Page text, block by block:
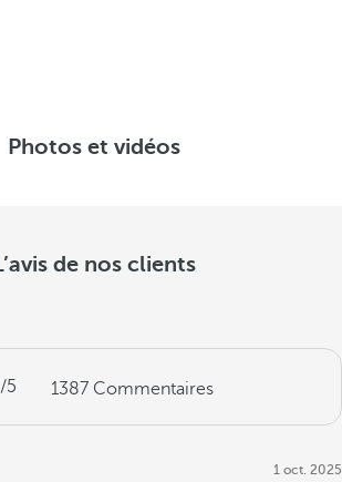
Photos et vidéos
de nos clients
/5 1387 Commentaires
1 oct. 2025